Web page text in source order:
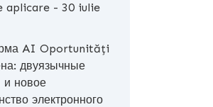
aplicare - 30 iulie
AI Oportunități
двуязычные
и новое
электронного